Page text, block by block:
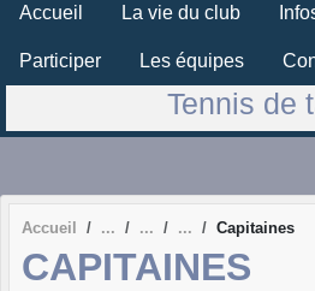
Accueil La vie du club
Participer Les équipes
Tennis de
Accueil Capitaines
CAPITAINES